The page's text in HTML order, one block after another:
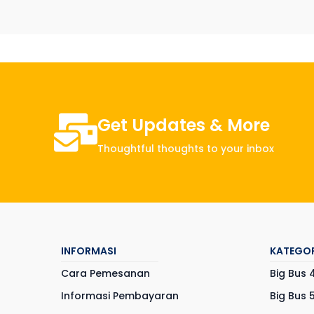
Get Updates & More
Thoughtful thoughts to your inbox
INFORMASI
Cara Pemesanan
Informasi Pembayaran
Big Bus
Big Bus